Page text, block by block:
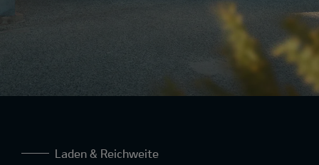
Laden & Reichweite